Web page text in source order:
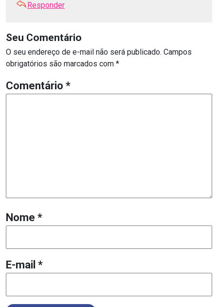
Responder
Seu Comentário
O seu endereço de e-mail não será publicado. Campos
obrigatórios são marcados com *
Comentário *
Nome *
E-mail *